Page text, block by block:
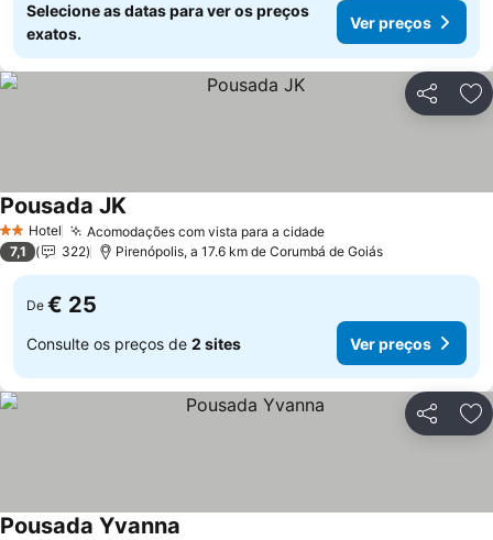
Selecione as datas para ver os preços
exatos.
Ver preços
Partilhar
2 Estrelas
Hotel Acomodações com vista para a cidadeVer preços
Pousada JKVer preços
7,1 322 Pirenópolis, a 17.6 km de Corumbá de Goiás
De € 25
Consulte os preços de 2 sites Ver preços
Partilhar
Pousada Yvanna